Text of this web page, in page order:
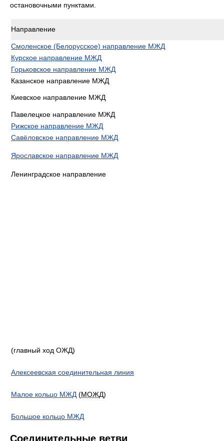
остановочными пунктами.
Направление
Смоленское (Белорусское) направление МЖД
Курское направление МЖД
Горьковское направление МЖД
Казанское направление МЖД
Киевское направление МЖД
Павелецкое направление МЖД
Рижское направление МЖД
Савёловское направление МЖД
Ярославское направление МЖД
Ленинградское направление
(главный ход ОЖД)
Алексеевская соединительная линия
Малое кольцо МЖД (МОЖД)
Большое кольцо МЖД
Соединительные ветви